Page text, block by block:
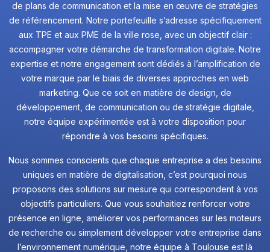
de plans de communication et la mise en œuvre de stratégies
de référencement. Notre portefeuille s’adresse spécifiquement
aux TPE et aux PME de la ville rose, avec un objectif clair :
accompagner votre démarche de transformation digitale. Notre
expertise et notre engagement sont dédiés à l’amplification de
votre marque par le biais de diverses approches en web
marketing. Que ce soit en matière de design, de
développement, de communication ou de stratégie digitale,
notre équipe expérimentée est à votre disposition pour
répondre à vos besoins spécifiques.
Nous sommes conscients que chaque entreprise a des besoins
uniques en matière de digitalisation, c’est pourquoi nous
proposons des solutions sur mesure qui correspondent à vos
objectifs particuliers. Que vous souhaitiez renforcer votre
présence en ligne, améliorer vos performances sur les moteurs
de recherche ou simplement développer votre entreprise dans
l’environnement numérique, notre équipe à Toulouse est là